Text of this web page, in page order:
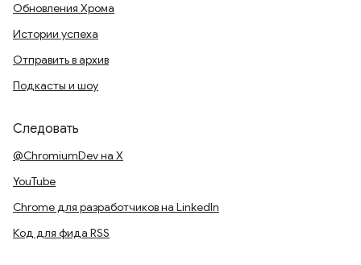
Обновления Хрома
Истории успеха
Отправить в архив
Подкасты и шоу
Следовать
@ChromiumDev на X
YouTube
Chrome для разработчиков на LinkedIn
Код для фида RSS